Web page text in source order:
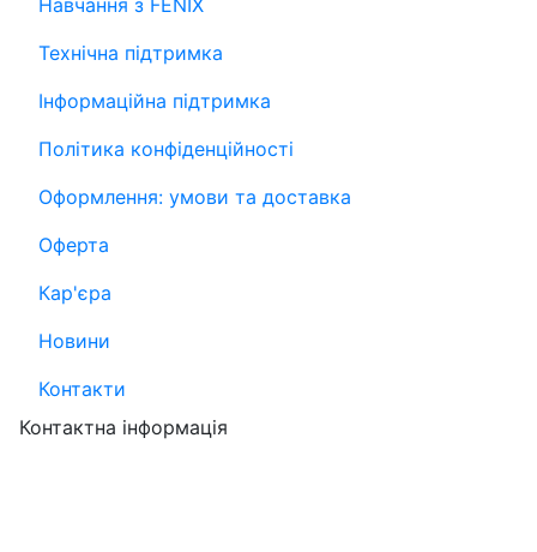
Технічна підтримка
Інформаційна підтримка
Політика конфіденційності
Оформлення: умови та доставка
Оферта
Кар'єра
Новини
Контакти
Контактна інформація